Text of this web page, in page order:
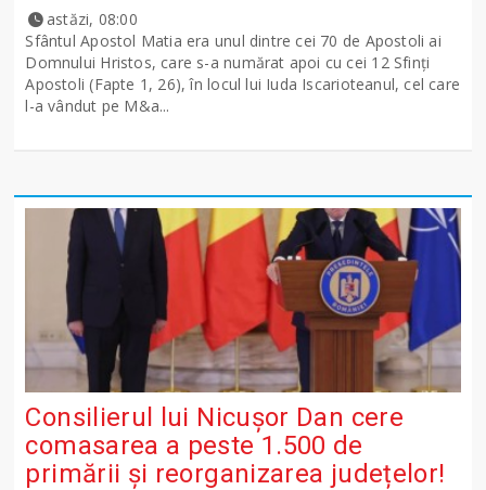
astăzi, 08:00
Sfântul Apostol Matia era unul dintre cei 70 de Apostoli ai
Domnului Hristos, care s-a numărat apoi cu cei 12 Sfinţi
Apostoli (Fapte 1, 26), în locul lui Iuda Iscarioteanul, cel care
l-a vândut pe M&a...
Consilierul lui Nicușor Dan cere
comasarea a peste 1.500 de
primării și reorganizarea județelor!